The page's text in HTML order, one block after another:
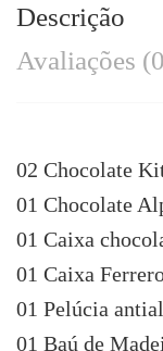
Descrição
Avaliações
02 Chocolate
01 Chocolate
01 Caixa
01 Caixa
01 Pelúcia
01 Baú de